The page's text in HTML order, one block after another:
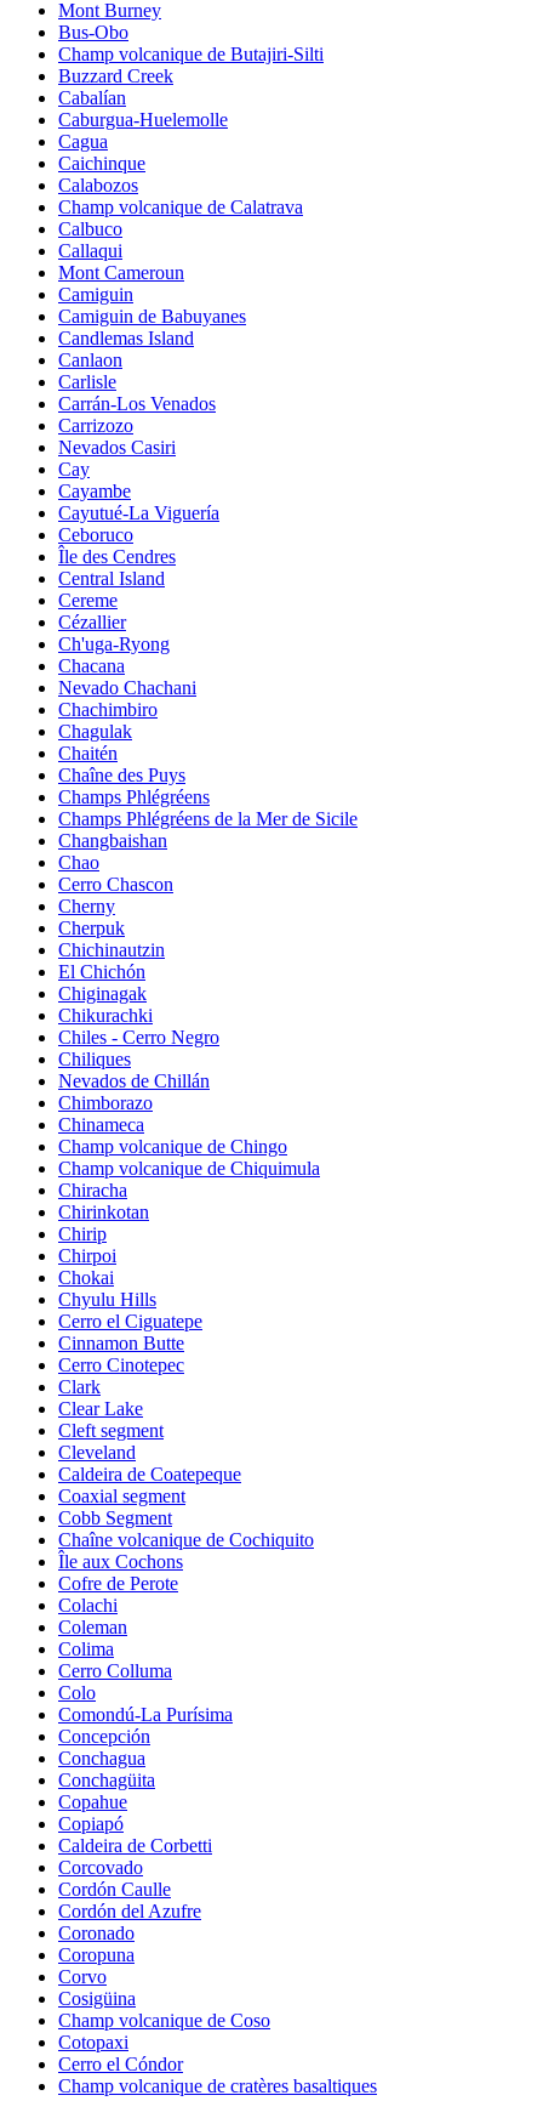
Mont Burney
Bus-Obo
Champ volcanique de Butajiri-Silti
Buzzard Creek
Cabalían
Caburgua-Huelemolle
Cagua
Caichinque
Calabozos
Champ volcanique de Calatrava
Calbuco
Callaqui
Mont Cameroun
Camiguin
Camiguin de Babuyanes
Candlemas Island
Canlaon
Carlisle
Carrán-Los Venados
Carrizozo
Nevados Casiri
Cay
Cayambe
Cayutué-La Viguería
Ceboruco
Île des Cendres
Central Island
Cereme
Cézallier
Ch'uga-Ryong
Chacana
Nevado Chachani
Chachimbiro
Chagulak
Chaitén
Chaîne des Puys
Champs Phlégréens
Champs Phlégréens de la Mer de Sicile
Changbaishan
Chao
Cerro Chascon
Cherny
Cherpuk
Chichinautzin
El Chichón
Chiginagak
Chikurachki
Chiles - Cerro Negro
Chiliques
Nevados de Chillán
Chimborazo
Chinameca
Champ volcanique de Chingo
Champ volcanique de Chiquimula
Chiracha
Chirinkotan
Chirip
Chirpoi
Chokai
Chyulu Hills
Cerro el Ciguatepe
Cinnamon Butte
Cerro Cinotepec
Clark
Clear Lake
Cleft segment
Cleveland
Caldeira de Coatepeque
Coaxial segment
Cobb Segment
Chaîne volcanique de Cochiquito
Île aux Cochons
Cofre de Perote
Colachi
Coleman
Colima
Cerro Colluma
Colo
Comondú-La Purísima
Concepción
Conchagua
Conchagüita
Copahue
Copiapó
Caldeira de Corbetti
Corcovado
Cordón Caulle
Cordón del Azufre
Coronado
Coropuna
Corvo
Cosigüina
Champ volcanique de Coso
Cotopaxi
Cerro el Cóndor
Champ volcanique de cratères basaltiques